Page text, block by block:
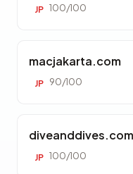
JP 100/100
macjakarta.com
JP 90/100
diveanddives.com
JP 100/100